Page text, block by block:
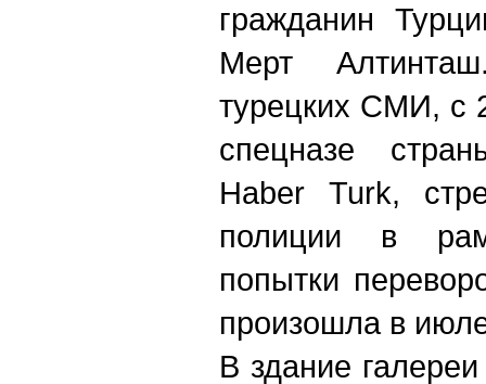
гражданин
Мерт
турецких СМИ, с
спецназе
Haber Turk,
полиции в
попытки
произошла в
В здание